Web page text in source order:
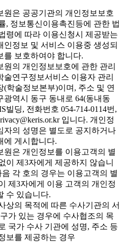
은 공공기관의 개인정보보호
, 정보통신이용촉진등에 관한 법
령에 따라 이용신청시 제공받는
인정보 및 서비스 이용중 생성되
를 보호하여야 합니다.
의 개인정보보호에 관한 관리
술연구정보서비스 이용자 관리
(학술정보본부)이며, 주소 및 연
광역시 동구 동내로 64(동내동
빌딩, 전화번호 054-714-0114번,
입니다. 개인정
자의 성명은 별도로 공지하거나
에 게시합니다.
은 개인정보를 이용고객의 별
이 제3자에게 제공하지 않습니
음 각 호의 경우는 이용고객의 별
제3자에게 이용 고객의 개인정
수 있습니다.
상의 목적에 따른 수사기관의 서
가 있는 경우에 수사협조의 목
국가 수사 기관에 성명, 주소 등
보를 제공하는 경우